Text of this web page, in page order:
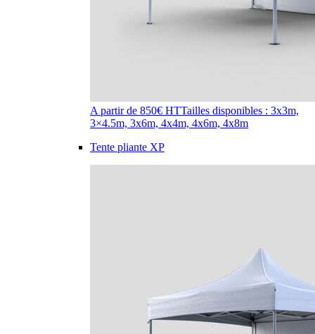
A partir de 850€ HTTailles disponibles : 3x3m,
3×4.5m, 3x6m, 4x4m, 4x6m, 4x8m
Tente pliante XP